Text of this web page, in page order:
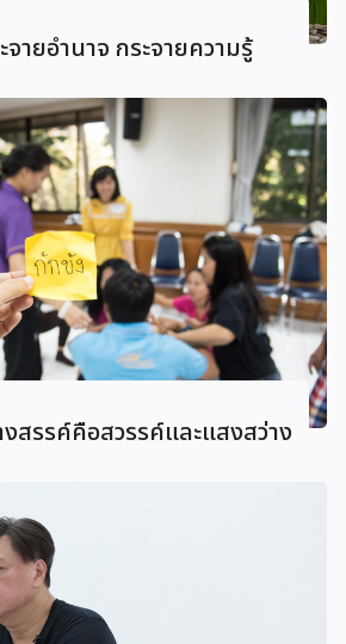
ายอำนาจ กระจายความรู้
สรรค์คือสวรรค์และแสงสว่าง